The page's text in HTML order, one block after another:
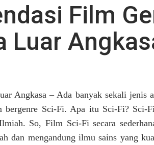
Film
Luar
Angkasa – Ada banyak sekali jenis
bergenre Sci-Fi. Apa itu Sci-Fi? Sci-
So, Film Sci-Fi secara
dan mengandung ilmu sains yang